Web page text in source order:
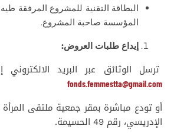
البطاقة التقنية للمشروع المرفقة
المؤسسة صاحبة المشروع.
إيداع طلبات العروض:
ترسل الوثائق عبر البريد الالكتروني
fonds.femmestta@gmail.com
أو تودع مباشرة بمقر جمعية ملتقى المرأة
الإدريسي، رقم 49 الحسيمة.